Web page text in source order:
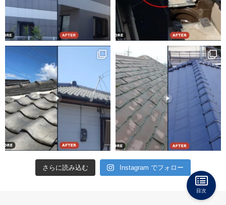
さらに読み込む Instagram でフォロー
目次